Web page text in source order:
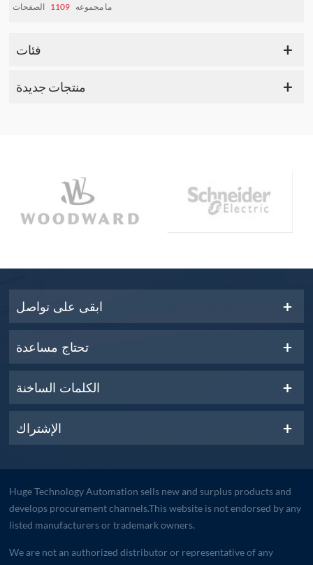
ما مجموعه 1109 الصفحات
فئات
منتجات جديدة
ابقى على تواصل
تحتاج مساعدة
الكلمات الساخنة
الإشتراك
Huge Technology Automation sells new and surplus products and
develops procurement channels.This website is not endorsed by any
listed manufacturers or trademark owners.
We are not an authorized distributor or representative of any